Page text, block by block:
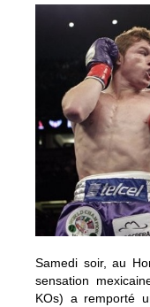
Samedi soir, au
sensation
KOs) a remporté